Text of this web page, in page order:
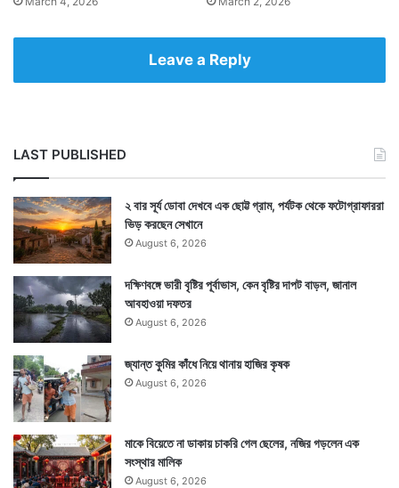
Leave a Reply
LAST PUBLISHED
২ বার সূর্য ডোবা দেখবে এক ছোট্ট গ্রাম, পর্যটক থেকে ফটোগ্রাফাররা
ভিড় করছেন সেখানে
August 6, 2026
দক্ষিণবঙ্গে ভারী বৃষ্টির পূর্বাভাস, কেন বৃষ্টির দাপট বাড়ল, জানাল
আবহাওয়া দফতর
August 6, 2026
জ্যান্ত কুমির কাঁধে নিয়ে থানায় হাজির কৃষক
August 6, 2026
মাকে বিয়েতে না ডাকায় চাকরি গেল ছেলের, নজির গড়লেন এক
সংস্থার মালিক
August 6, 2026